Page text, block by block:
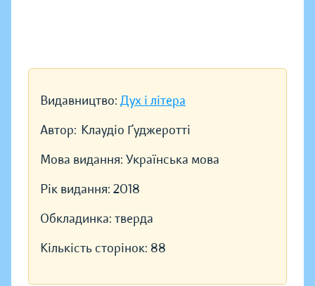
Видавництво: Дух і літера
Автор: Клаудіо Ґуджеротті
Мова видання: Українська мова
Рік видання: 2018
Обкладинка: тверда
Кількість сторінок: 88